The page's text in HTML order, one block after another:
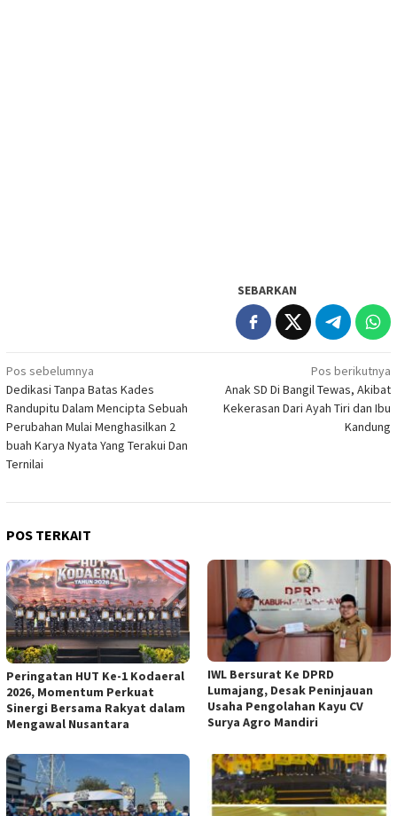
SEBARKAN
Navigasi
pos
Pos sebelumnya
Dedikasi Tanpa Batas Kades
Randupitu Dalam Mencipta Sebuah
Perubahan Mulai Menghasilkan 2
buah Karya Nyata Yang Terakui Dan
Ternilai
Pos berikutnya
Anak SD Di Bangil Tewas, Akibat
Kekerasan Dari Ayah Tiri dan Ibu
Kandung
POS TERKAIT
Peringatan HUT Ke-1 Kodaeral
2026, Momentum Perkuat
Sinergi Bersama Rakyat dalam
Mengawal Nusantara
IWL Bersurat Ke DPRD
Lumajang, Desak Peninjauan
Usaha Pengolahan Kayu CV
Surya Agro Mandiri